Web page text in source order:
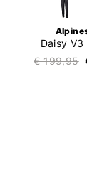
Daisy V3
€ 199,95